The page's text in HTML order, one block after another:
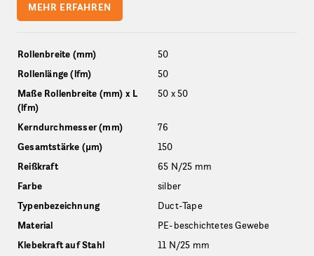
MEHR ERFAHREN
Rollenbreite (mm)
50
Rollenlänge (lfm)
50
Maße Rollenbreite (mm) x L
(lfm)
50 x 50
Kerndurchmesser (mm)
76
Gesamtstärke (µm)
150
Reißkraft
65 N/25 mm
Farbe
silber
Typenbezeichnung
Duct-Tape
Material
PE-beschichtetes Gewebe
Klebekraft auf Stahl
11 N/25 mm